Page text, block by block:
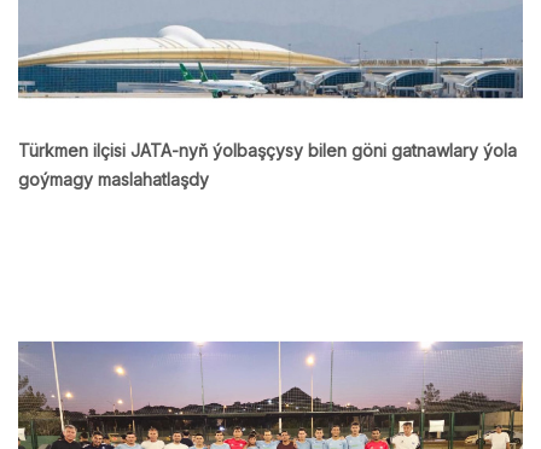
Türkmen ilçisi JATA-nyň ýolbaşçysy bilen göni gatnawlary ýola
goýmagy maslahatlaşdy